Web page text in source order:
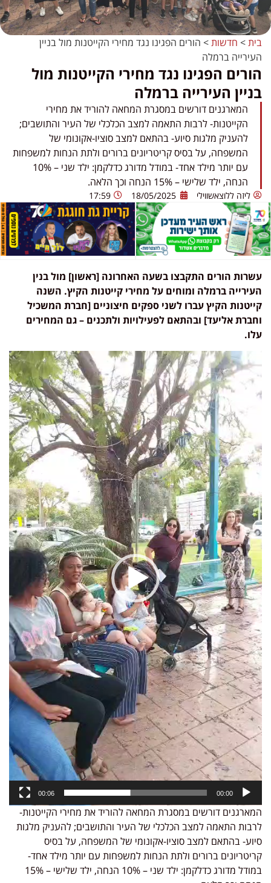
בית> חדשות> הורים הפגינו נגד מחירי הקייטנות מול בניין
העירייה ברמלה
הורים הפגינו נגד מחירי הקייטנות מול
בניין העירייה ברמלה
המארגנים דורשים במסגרת המחאה להוריד את מחירי
הקייטנות- לרבות התאמה למצב הכלכלי של העיר והתושבים;
להעניק מלגות סיוע- בהתאם למצב סוציו-אקונומי של
המשפחה, על בסיס קריטריונים ברורים ולתת הנחות למשפחות
עם יותר מילד אחד- במודל מדורג כדלקמן: ילד שני – 10%
הנחה, ילד שלישי – 15% הנחה וכך הלאה.
ליזה ללוצאשווילי 18/05/2025
17:59
עשרות הורים התקבצו בשעה האחרונה [ראשון] מול בנין
העירייה ברמלה ומוחים על מחירי קייטנות הקיץ. השנה
קייטנות הקיץ עברו לשני ספקים חיצוניים [חברת המשכיל
וחברת אליעד] ובהתאם לפעילויות ולתכנים – גם המחירים
עלו.
וידאו
00:00
00:06
המארגנים דורשים במסגרת המחאה להוריד את מחירי הקייטנות-
לרבות התאמה למצב הכלכלי של העיר והתושבים; להעניק מלגות
סיוע- בהתאם למצב סוציו-אקונומי של המשפחה, על בסיס
קריטריונים ברורים ולתת הנחות למשפחות עם יותר מילד אחד-
במודל מדורג כדלקמן: ילד שני – 10% הנחה, ילד שלישי – 15%